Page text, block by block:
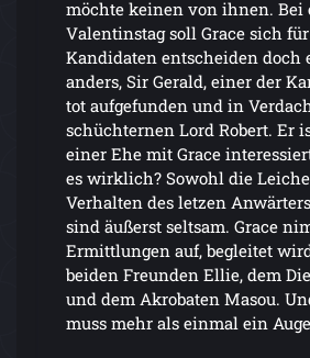
möchte keinen von ihnen. Bei
Valentinstag soll Grace sich
Kandidaten entscheiden doch
anders, Sir Gerald, einer der
tot aufgefunden und in
schüchternen Lord Robert. Er
einer Ehe mit Grace
es wirklich? Sowohl die
Verhalten des letzen
sind äußerst seltsam. Grace
Ermittlungen auf, begleitet
beiden Freunden Ellie, dem
und dem Akrobaten Masou.
muss mehr als einmal ein